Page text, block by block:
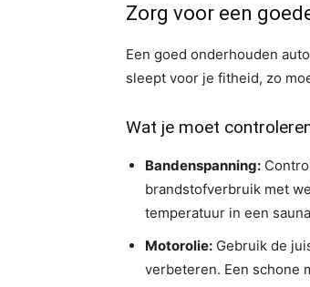
Zorg voor een
Een goed onderhouden
sleept voor je fitheid, zo
Wat je moet
Bandenspanning:
brandstofverbruik met
temperatuur in een
Motorolie: Gebruik de
verbeteren. Een schone